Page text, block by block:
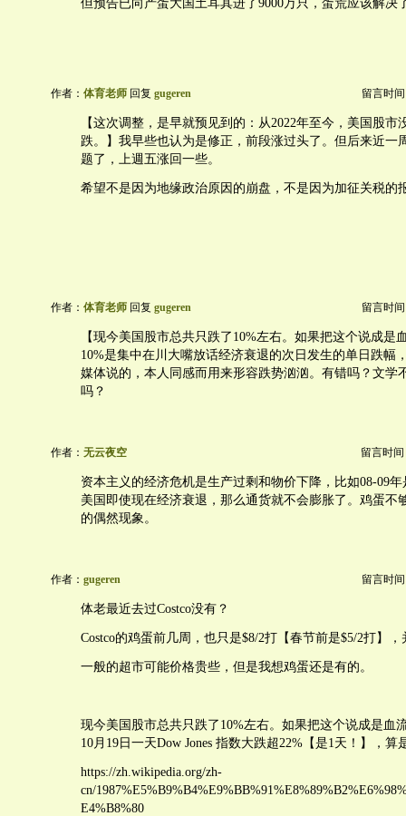
但预告已向产蛋大国土耳其进了9000万只，蛋荒应该解决
作者： 体育老师 回复 gugeren 留言时间
【这次调整，是早就预见到的：从2022年至今，美国股市
跌。】我早些也认为是修正，前段涨过头了。但后来近一
题了，上週五涨回一些。
希望不是因为地缘政治原因的崩盘，不是因为加征关税的
作者： 体育老师 回复 gugeren 留言时间
【现今美国股市总共只跌了10%左右。如果把这个说成是
10%是集中在川大嘴放话经济衰退的次日发生的单日跌幅
媒体说的，本人同感而用来形容跌势汹汹。有错吗？文学
吗？
作者： 无云夜空 留言时间
资本主义的经济危机是生产过剩和物价下降，比如08-09
美国即使现在经济衰退，那么通货就不会膨胀了。鸡蛋不
的偶然现象。
作者： gugeren 留言时间
体老最近去过Costco没有？
Costco的鸡蛋前几周，也只是$8/2打【春节前是$5/2打】
一般的超市可能价格贵些，但是我想鸡蛋还是有的。
现今美国股市总共只跌了10%左右。如果把这个说成是血
10月19日一天Dow Jones 指数大跌超22%【是1天！】，算
https://zh.wikipedia.org/zh-
cn/
E4%B8%80